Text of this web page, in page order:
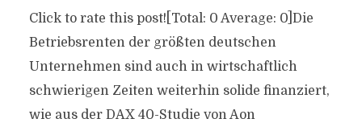
Click to rate this post![Total: 0 Average: 0]Die
Betriebsrenten der größten deutschen
Unternehmen sind auch in wirtschaftlich
schwierigen Zeiten weiterhin solide finanziert,
wie aus der DAX 40-Studie von Aon